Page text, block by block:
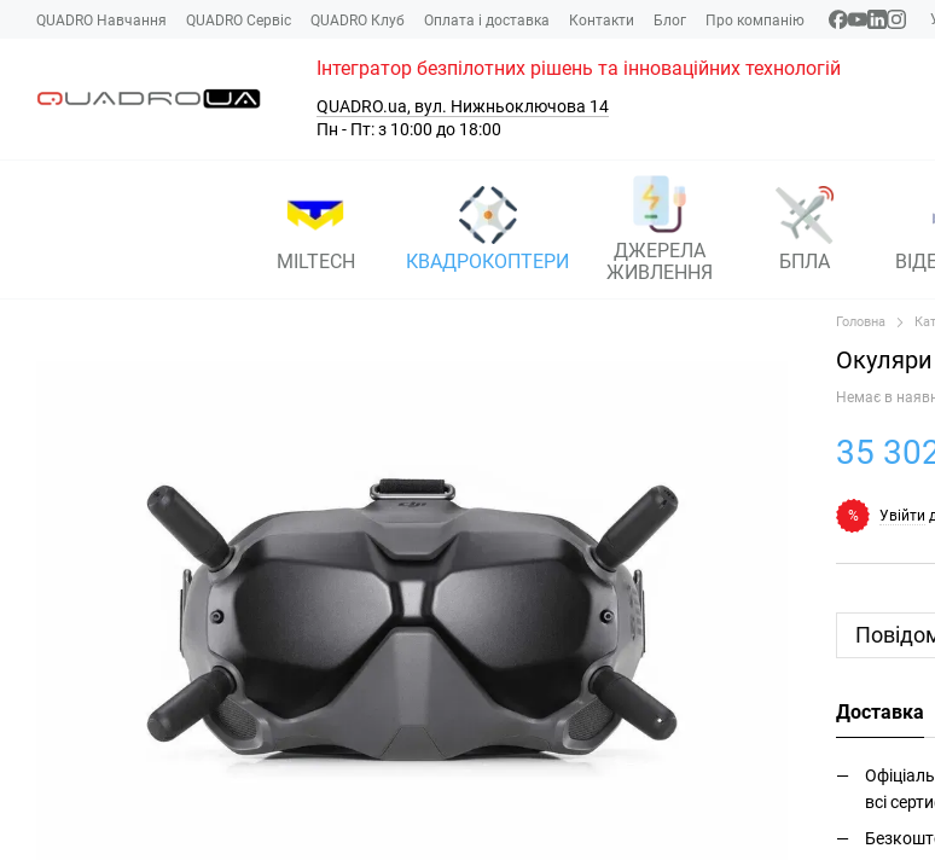
Перейти до основного контенту
QUADRO Навчання QUADRO Сервіc QUADRO Клуб Оплата і доставка Контакти Блог Про компанію
Інтегратор безпілотних рішень та інноваційних технологій
QUADRO.ua, вул. Нижньоключова 14
Пн - Пт: з 10:00 до 18:00
MILTECH КВАДРОКОПТЕРИ
ДЖЕРЕЛА
ЖИВЛЕННЯ
БПЛА
Головна
Немає в
35
% Увійти
Доставка
всі